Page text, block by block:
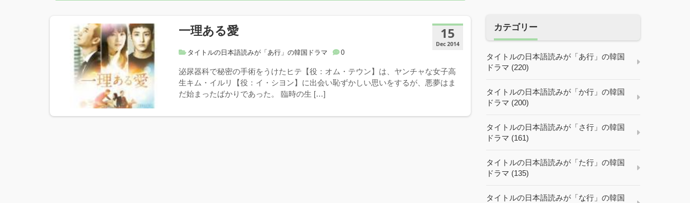
15
Dec 2014
一理ある愛
タイトルの日本語読みが「あ行」の韓国ドラマ 0
泌尿器科で秘密の手術をうけたヒテ【役：オム・テウン】は、ヤンチャな女子高
生キム・イルリ【役：イ・シヨン】に出会い恥ずかしい思いをするが、悪夢はま
だ始まったばかりであった。 臨時の生 […]
カテゴリー
タイトルの日本語読みが「あ行」の韓国
ドラマ (220)
タイトルの日本語読みが「か行」の韓国
ドラマ (200)
タイトルの日本語読みが「さ行」の韓国
ドラマ (161)
タイトルの日本語読みが「た行」の韓国
ドラマ (135)
タイトルの日本語読みが「な行」の韓国